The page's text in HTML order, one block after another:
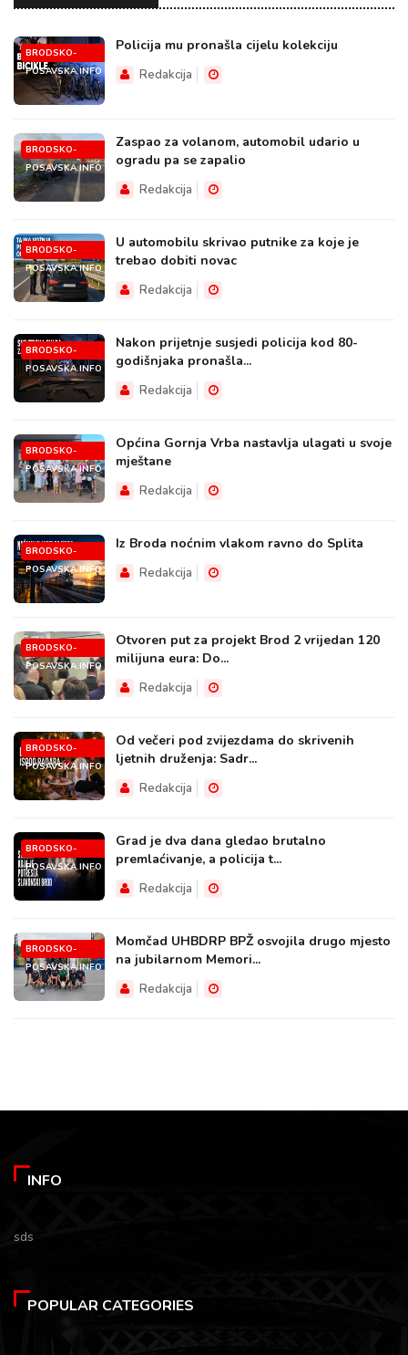
BRODSKO-
POSAVSKA.INFO
Policija mu pronašla cijelu kolekciju
Redakcija
BRODSKO-
POSAVSKA.INFO
Zaspao za volanom, automobil udario u
ogradu pa se zapalio
Redakcija
BRODSKO-
POSAVSKA.INFO
U automobilu skrivao putnike za koje je
trebao dobiti novac
Redakcija
BRODSKO-
POSAVSKA.INFO
Nakon prijetnje susjedi policija kod 80-
godišnjaka pronašla...
Redakcija
BRODSKO-
POSAVSKA.INFO
Općina Gornja Vrba nastavlja ulagati u svoje
mještane
Redakcija
BRODSKO-
POSAVSKA.INFO
Iz Broda noćnim vlakom ravno do Splita
Redakcija
BRODSKO-
POSAVSKA.INFO
Otvoren put za projekt Brod 2 vrijedan 120
milijuna eura: Do...
Redakcija
BRODSKO-
POSAVSKA.INFO
Od večeri pod zvijezdama do skrivenih
ljetnih druženja: Sadr...
Redakcija
BRODSKO-
POSAVSKA.INFO
Grad je dva dana gledao brutalno
premlaćivanje, a policija t...
Redakcija
BRODSKO-
POSAVSKA.INFO
Momčad UHBDRP BPŽ osvojila drugo mjesto
na jubilarnom Memori...
Redakcija
INFO
sds
POPULAR CATEGORIES